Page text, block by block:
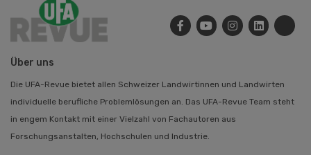
Über uns
Die UFA-Revue bietet allen Schweizer Landwirtinnen und Landwirten
individuelle berufliche Problemlösungen an. Das UFA-Revue Team steht
in engem Kontakt mit einer Vielzahl von Fachautoren aus
Forschungsanstalten, Hochschulen und Industrie.